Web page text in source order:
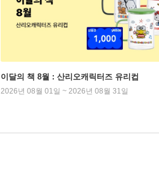
이달의 책 8월 : 산리오캐릭터즈 유리컵
2026년 08월 01일 ~ 2026년 08월 31일